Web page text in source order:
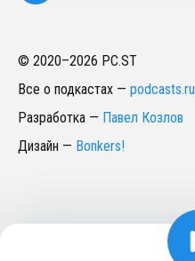
© 2020–2026 PC.ST
Все о подкастах — podcasts.ru
Разработка — Павел Козлов
Дизайн — Bonkers!